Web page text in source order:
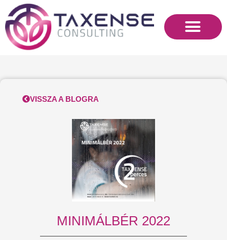
content
VISSZA A BLOGRA
MINIMÁLBÉR 2022